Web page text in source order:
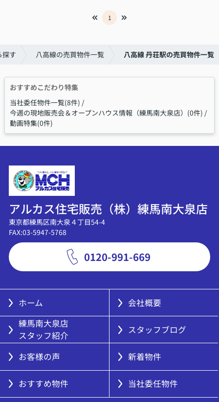
1
探す 八高線の売買物件一覧 八高線 丹荘駅の売買物件一覧
おすすめこだわり特集
当社委任物件一覧(8件)
今週の現地販売会＆オープンハウス情報（練馬南大泉店）(0件)
動画特集(0件)
アルカス住宅販売（株）練馬南大泉店
東京都練馬区南大泉４丁目54-4
FAX:03-5947-5768
0120-991-669
ホーム
会社概要
練馬南大泉店
スタッフ紹介
スタッフブログ
お客様の声 新着物件
おすすめ物件 当社委任物件